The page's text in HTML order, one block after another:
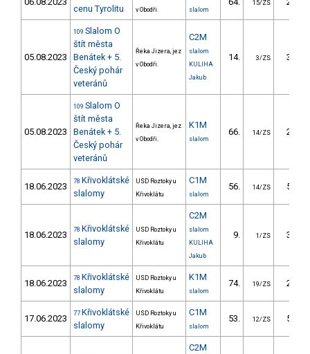
cenu Tyrolitu
v Obodři.
slalom
15/ZS
05.08.2023
109 Slalom O
štít města
Benátek + 5.
Český pohár
veteránů
Řeka Jizera, jez
v Obodři.
C2M
slalom
KULIHA
Jakub
14. 3/ZS 36.43
05.08.2023
109 Slalom O
štít města
Benátek + 5.
Český pohár
veteránů
Řeka Jizera, jez
v Obodři.
K1M
slalom
66. 14/ZS 23.93
18.06.2023 78 Křivoklátské
slalomy
USD Roztoky u
Křivoklátu
C1M
slalom
56. 14/ZS 55.37
18.06.2023 78 Křivoklátské
slalomy
USD Roztoky u
Křivoklátu
C2M
slalom
KULIHA
Jakub
9. 1/ZS 30.65
18.06.2023 78 Křivoklátské
slalomy
USD Roztoky u
Křivoklátu
K1M
slalom
74. 19/ZS 27.19
17.06.2023 77 Křivoklátské
slalomy
USD Roztoky u
Křivoklátu
C1M
slalom
53. 12/ZS 54.58
C2M